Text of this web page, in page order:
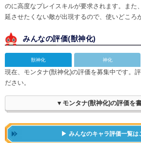
のに高度なプレイスキルが要求されます。また
延させたくない敵が出現するので、使いどころ
みんなの評価(獣神化)
獣神化 神化
現在、モンタナ(獣神化)の評価を募集中です。
ださい。
▼モンタナ(獣神化)の評価を
みんなのキャラ評価一覧は